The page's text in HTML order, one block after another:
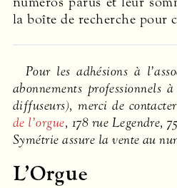
la boîte de recherche pour
Pour les adhésions à
abonnements professionnels
diffuseurs), merci de
de l’orgue, 178 rue Legendre,
Symétrie assure la vente au
L’Orgue